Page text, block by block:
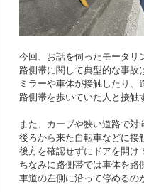
今回、お話を伺ったモータ
路側帯に関して典型的な事故
ミラーや車体が接触したり、
路側帯を歩いていた人と接触
また、カーブや狭い道路で対
後ろから来た自転車などに接
後方を確認せずにドアを開け
ちなみに路側帯では車体を路
車道の左側に沿って停めるの